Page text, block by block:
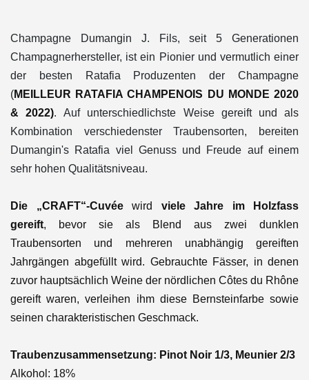
Champagne Dumangin J. Fils, seit 5 Generationen
Champagnerhersteller, ist ein Pionier und vermutlich einer
der besten Ratafia Produzenten der Champagne
(MEILLEUR RATAFIA CHAMPENOIS DU MONDE 2020
& 2022).Auf unterschiedlichste Weise gereift und als
Kombination verschiedenster Traubensorten, bereiten
Dumangin's Ratafia viel Genuss und Freude auf einem
sehr hohen Qualitätsniveau.
Die „CRAFT“-Cuvéewird viele Jahre im Holzfass
gereift, bevor sie als Blend aus zwei dunklen
Traubensorten und mehreren unabhängig gereiften
Jahrgängen abgefüllt wird. Gebrauchte Fässer, in denen
zuvor hauptsächlich Weine der nördlichen Côtes du Rhône
gereift waren, verleihen ihm diese Bernsteinfarbe sowie
seinen charakteristischen Geschmack.
Traubenzusammensetzung: Pinot Noir 1/3, Meunier 2/3
Alkohol: 18%